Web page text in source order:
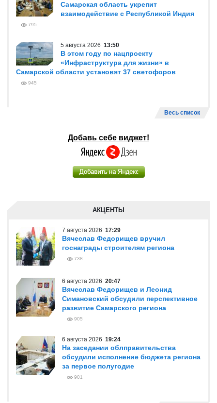
Самарская область укрепит
взаимодействие с Республикой Индия
795
5 августа 2026 13:50
В этом году по нацпроекту
«Инфраструктура для жизни» в
Самарской области установят 37 светофоров
945
Весь список
Добавь себе виджет!
АКЦЕНТЫ
7 августа 2026 17:29
Вячеслав Федорищев вручил
госнаграды строителям региона
738
6 августа 2026 20:47
Вячеслав Федорищев и Леонид
Симановский обсудили перспективное
развитие Самарского региона
905
6 августа 2026 19:24
На заседании облправительства
обсудили исполнение бюджета региона
за первое полугодие
901